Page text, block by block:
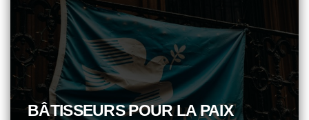
BÂTISSEURS POUR LA PAIX